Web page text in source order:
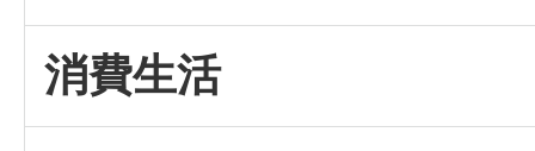
消費生活